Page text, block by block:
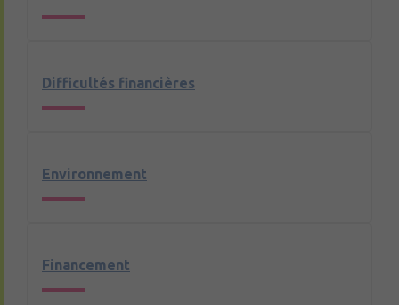
Difficultés financières
Environnement
Financement